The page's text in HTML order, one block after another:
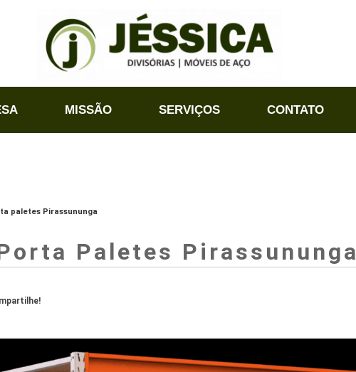
MISSÃO SERVIÇOS CONTATO
paletes Pirassununga
Paletes Pirassununga